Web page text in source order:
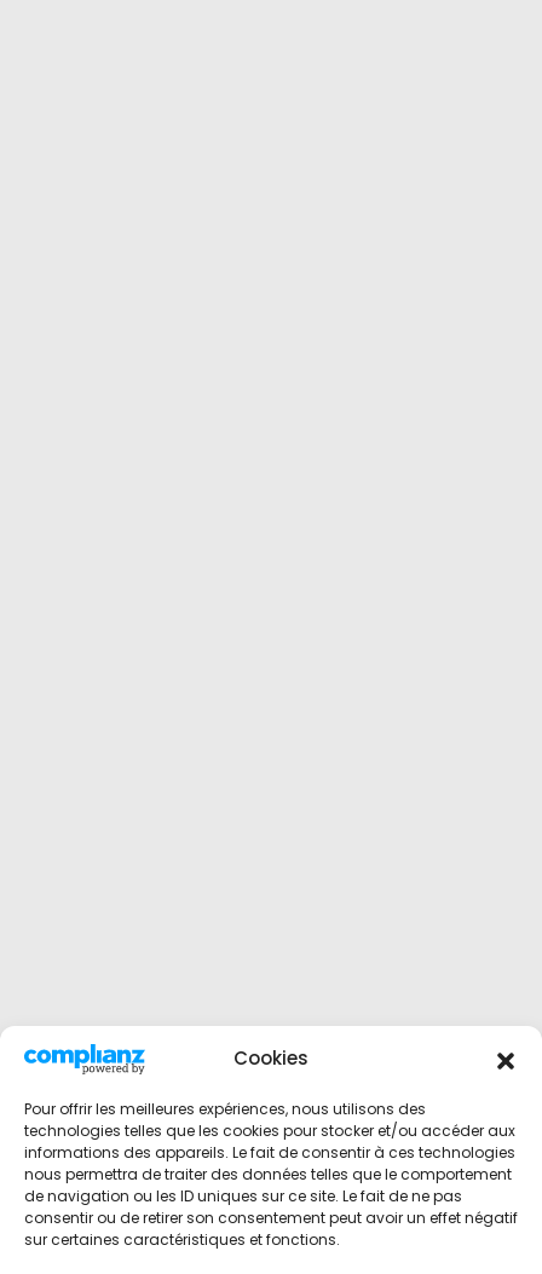
Cookies
Pour offrir les meilleures expériences, nous utilisons des
technologies telles que les cookies pour stocker et/ou accéder aux
informations des appareils. Le fait de consentir à ces technologies
nous permettra de traiter des données telles que le comportement
de navigation ou les ID uniques sur ce site. Le fait de ne pas
consentir ou de retirer son consentement peut avoir un effet négatif
sur certaines caractéristiques et fonctions.